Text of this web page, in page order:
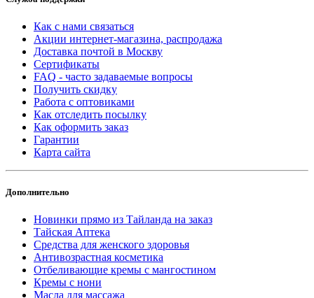
Как с нами связаться
Акции интернет-магазина, распродажа
Доставка почтой в Москву
Сертификаты
FAQ - часто задаваемые вопросы
Получить скидку
Работа с оптовиками
Как отследить посылку
Как оформить заказ
Гарантии
Карта сайта
Дополнительно
Новинки прямо из Тайланда на заказ
Тайская Аптека
Средства для женского здоровья
Антивозрастная косметика
Отбеливающие кремы с мангостином
Кремы с нони
Масла для массажа